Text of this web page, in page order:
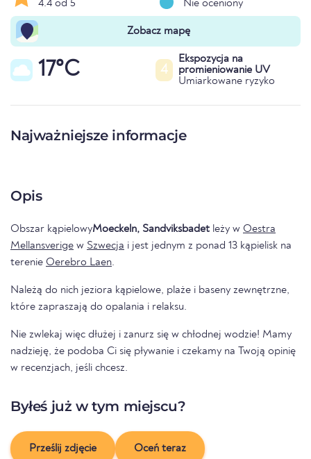
4.4 od 5
Nie oceniony
Zobacz mapę
17°C 4
Ekspozycja na
promieniowanie UV
Umiarkowane ryzyko
Najważniejsze informacje
Opis
Obszar kąpielowyMoeckeln, Sandviksbadet leży w Oestra
Mellansverige w Szwecja i jest jednym z ponad 13 kąpielisk na
terenie Oerebro Laen.
Należą do nich jeziora kąpielowe, plaże i baseny zewnętrzne,
które zapraszają do opalania i relaksu.
Nie zwlekaj więc dłużej i zanurz się w chłodnej wodzie! Mamy
nadzieję, że podoba Ci się pływanie i czekamy na Twoją opinię
w recenzjach, jeśli chcesz.
Byłeś już w tym miejscu?
Prześlij zdjęcie Oceń teraz